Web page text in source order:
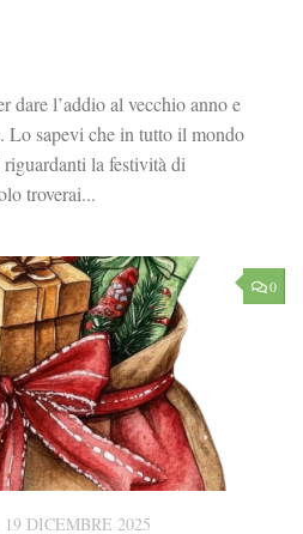
dare l’addio al vecchio anno e
Lo sapevi che in tutto il mondo
la festività di
troverai...
0
19 DICEMBRE 2025